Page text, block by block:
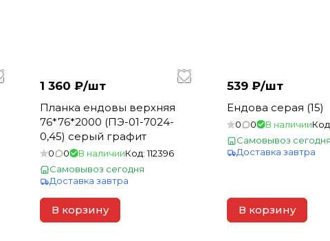
1 360 ₽/шт
Планка ендовы верхняя
76*76*2000 (ПЭ-01-7024-
0,45) серый графит
0 0 В наличииКод:112396
Самовывоз сегодня
Доставка завтра
В корзину
539 ₽/шт
Ендова серая (15)
0 0 В наличии
Самовывоз сегодня
Доставка завтра
В корзину